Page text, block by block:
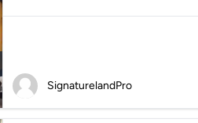
SignaturelandPro